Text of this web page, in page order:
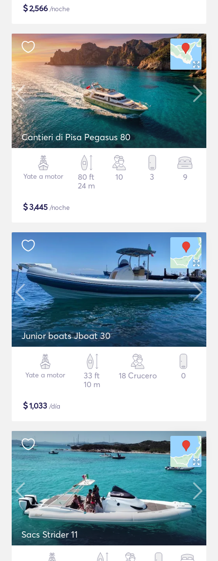
$2,566 /noche
Cantieri di Pisa Pegasus 80
Yate a motor
80 ft
24 m
10 3 9
$3,445 /noche
Junior boats Jboat 30
Yate a motor
33 ft
10 m
18 Crucero 0
$1,033 /día
Sacs Strider 11